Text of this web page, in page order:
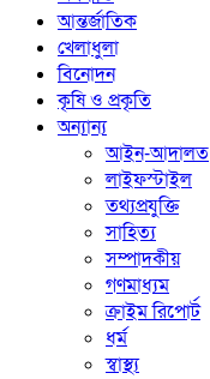
আন্তর্জাতিক
খেলাধুলা
বিনোদন
কৃষি ও প্রকৃতি
অন্যান্য
আইন-আদালত
লাইফস্টাইল
তথ্যপ্রযুক্তি
সাহিত্য
সম্পাদকীয়
গণমাধ্যম
ক্রাইম রিপোর্ট
ধর্ম
স্বাস্থ্য